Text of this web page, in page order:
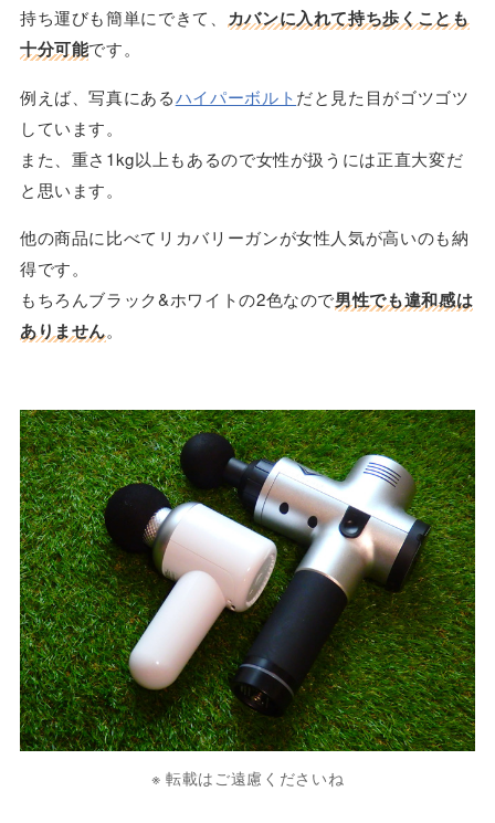
持ち運びも簡単にできて、 カバンに入れて持ち歩くことも
十分可能です。
例えば、写真にあるハイパーボルトだと見た目がゴツゴツ
しています。
また、重さ1kg以上もあるので女性が扱うには正直大変だ
と思います。
他の商品に比べてリカバリーガンが女性人気が高いのも納
得です。
もちろんブラック&ホワイトの2色なので男性でも違和感は
ありません。
※ 転載はご遠慮くださいね